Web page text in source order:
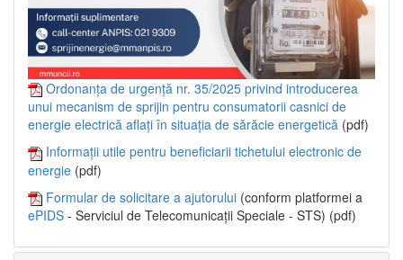
Ordonanța de urgență nr. 35/2025 privind introducerea
unui mecanism de sprijin pentru consumatorii casnici de
energie electrică aflați în situația de sărăcie energetică (pdf)
Informații utile pentru beneficiarii tichetului electronic de
energie (pdf)
Formular de solicitare a ajutorului (conform platformei a
ePIDS - Serviciul de Telecomunicații Speciale - STS) (pdf)